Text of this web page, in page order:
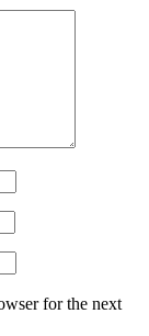
for the next